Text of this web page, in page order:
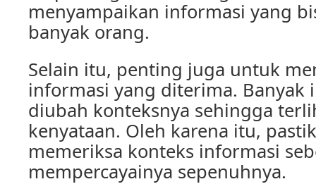
menyampaikan informasi yang
banyak orang.
Selain itu, penting juga untuk
informasi yang diterima. Banyak
diubah konteksnya sehingga
kenyataan. Oleh karena itu,
memeriksa konteks informasi
mempercayainya sepenuhnya.